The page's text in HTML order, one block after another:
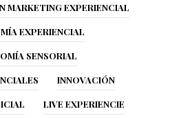
MARKETING EXPERIENCIAL
EXPERIENCIAL
SENSORIAL
INNOVACIÓN
LIVE EXPERIENCIE